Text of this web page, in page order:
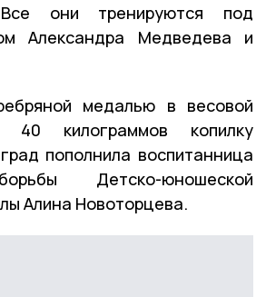
Все они тренируются под
Александра Медведева и
медалью в весовой
40 килограммов копилку
пополнила воспитанница
Детско-юношеской
Алина Новоторцева.